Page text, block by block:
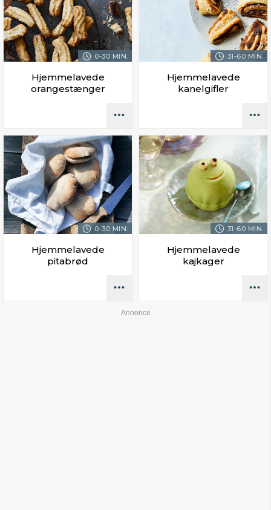
0-30 MIN.
Hjemmelavede
orangestænger
31-60 MIN.
Hjemmelavede
kanelgifler
0-30 MIN.
Hjemmelavede
pitabrød
31-60 MIN.
Hjemmelavede
kajkager